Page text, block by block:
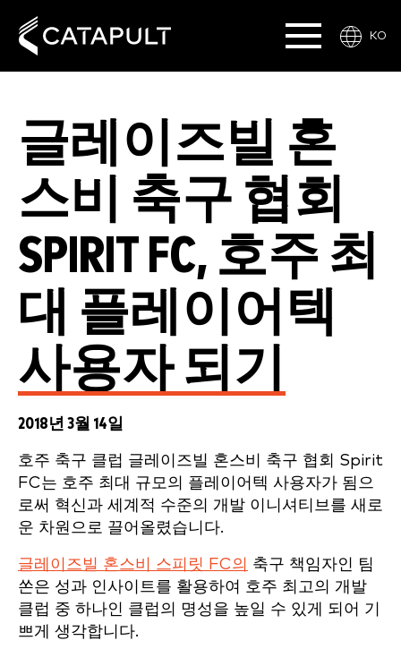
KO
글레이즈빌 혼
스비 축구 협회
SPIRIT FC, 호주 최
대 플레이어텍
사용자 되기
2018년 3월 14일
호주 축구 클럽 글레이즈빌 혼스비 축구 협회 Spirit
FC는 호주 최대 규모의 플레이어텍 사용자가 됨으
로써 혁신과 세계적 수준의 개발 이니셔티브를 새로
운 차원으로 끌어올렸습니다.
글레이즈빌 혼스비 스피릿 FC의 축구 책임자인 팀
쏜은 성과 인사이트를 활용하여 호주 최고의 개발
클럽 중 하나인 클럽의 명성을 높일 수 있게 되어 기
쁘게 생각합니다.